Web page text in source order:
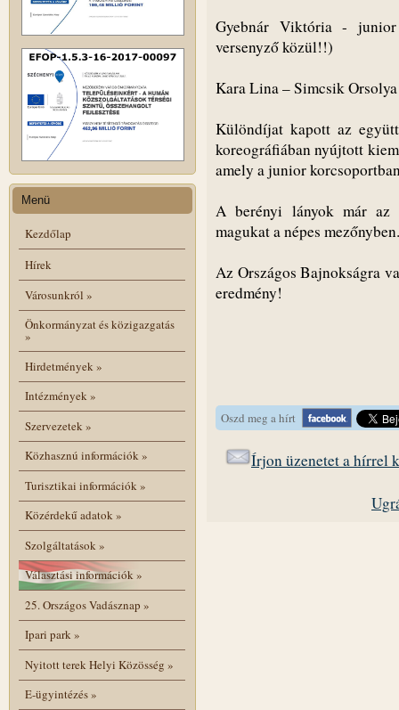
Menü
Kezdőlap
Hírek
Városunkról »
Önkormányzat és közigazgatás
»
Hirdetmények»
Intézmények»
Szervezetek»
Közhasznú információk»
Turisztikai információk»
Közérdekű adatok»
Szolgáltatások»
Választási információk»
25. Országos Vadásznap »
Ipari park»
Nyitott terek Helyi Közösség »
E-ügyintézés»
Gyebnár Viktória -
versenyző közül!!)
Kara Lina – Simcsik
Különdíjat kapott az
koreográfiában nyújtott
amely a junior
A berényi lányok már az
magukat a népes mezőnyben.
Az Országos Bajnokságra
eredmény!
Oszd meg a hírt
Írjon üzenetet a hírrel